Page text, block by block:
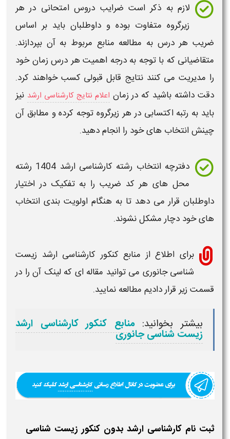
لازم به ذکر است ضرایب دروس امتحانی در هر
زیرگروه متفاوت بوده و داوطلبان باید بر اساس
ضریب هر درس به مطالعه منابع مربوط به آن بپردازند.
متقاضیانی که با توجه به درجه اهمیت هر درس زمان خود
را مدیریت می کنند نتایج قابل قبولی کسب خواهند کرد.
دقت داشته باشید که در زمان اعلام نتایج کارشناسی ارشد نیز
باید به رتبه اکتسابی در هر زیرگروه توجه کرده و مطابق آن
چینش انتخاب های خود را انجام دهید.
دفترچهانتخاب رشته کارشناسی ارشد 1404
رشته
محل های هر کد ضریب را به تفکیک در اختیار
داوطلبان قرار می دهد تا به هنگام اولویت بندی انتخاب
های خود دچار مشکل نشوند.
برای اطلاع از منابع کنکور کارشناسی ارشد زیست
شناسی جانوری می توانید مقاله ای که لینک آن را در
قسمت زیر قرار دادیم مطالعه نمایید.
بیشتر بخوانید: منابع کنکور کارشناسی ارشد
زیست شناسی جانوری
ثبت نام کارشناسی ارشد بدون کنکور زیست شناسی